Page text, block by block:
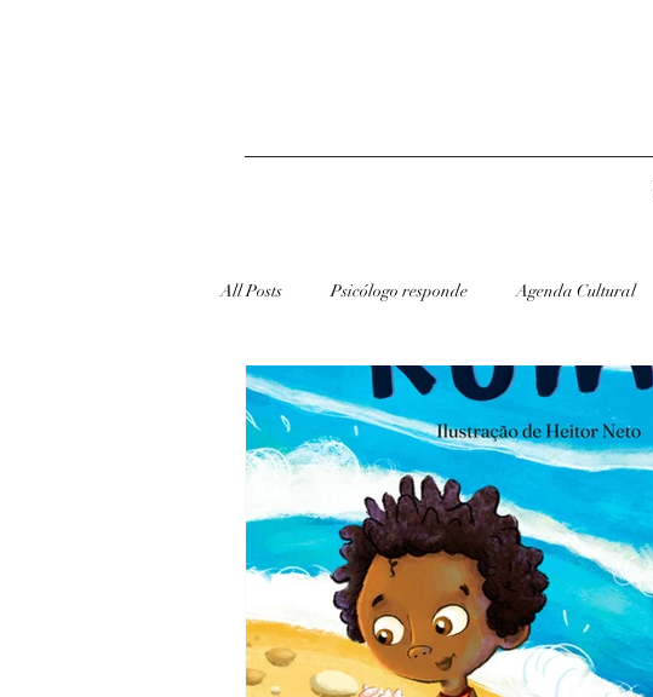
All Posts Psicólogo responde Agenda Cultural
redes sociais Dicas